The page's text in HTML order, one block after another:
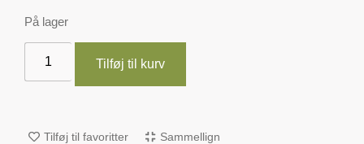
På lager
Tilføj til kurv
Tilføj til favoritter Sammellign